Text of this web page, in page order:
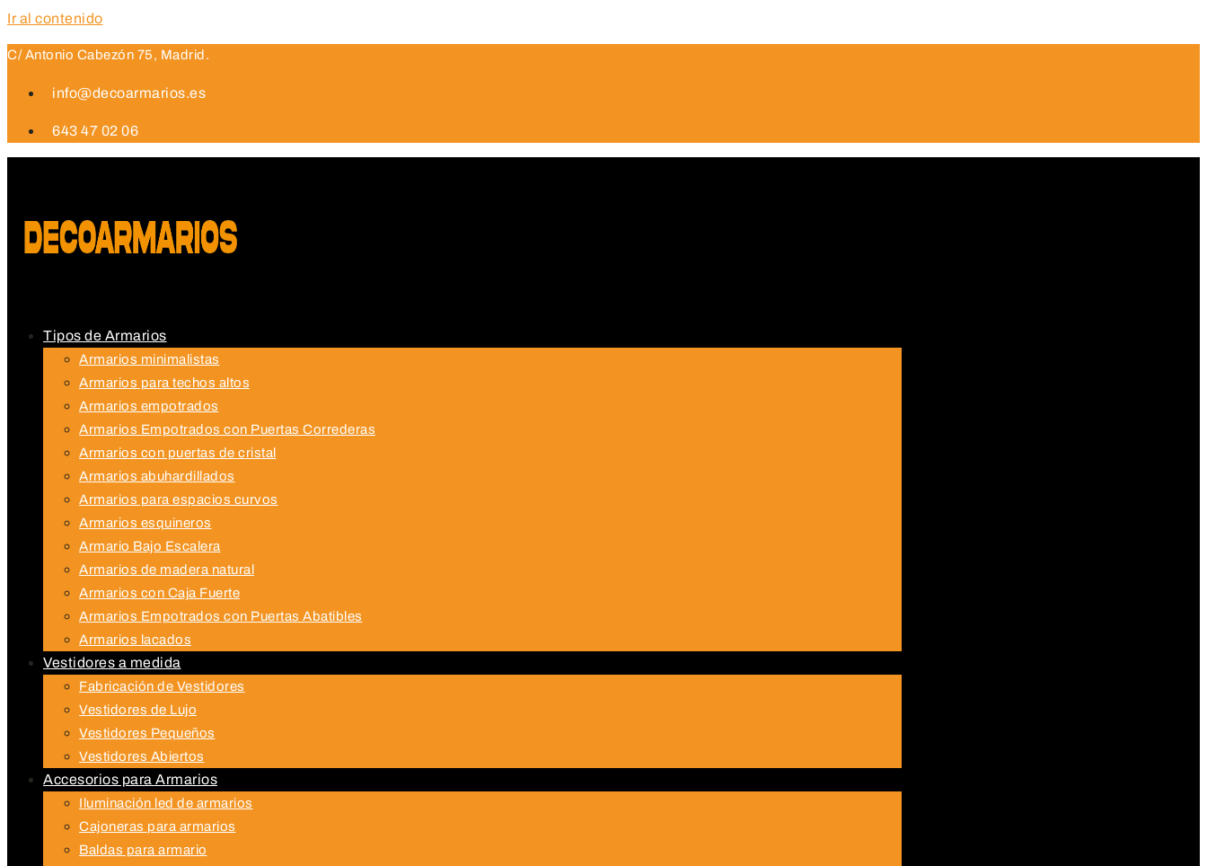
Ir al contenido
C/ Antonio Cabezón 75, Madrid.
info@decoarmarios.es
643 47 02 06
Tipos de Armarios
Armarios minimalistas
Armarios para techos altos
Armarios empotrados
Armarios Empotrados con Puertas Correderas
Armarios con puertas de cristal
Armarios abuhardillados
Armarios para espacios curvos
Armarios esquineros
Armario Bajo Escalera
Armarios de madera natural
Armarios con Caja Fuerte
Armarios Empotrados con Puertas Abatibles
Armarios lacados
Vestidores a medida
Fabricación de Vestidores
Vestidores de Lujo
Vestidores Pequeños
Vestidores Abiertos
Accesorios para Armarios
Iluminación led de armarios
Cajoneras para armarios
Baldas para armario